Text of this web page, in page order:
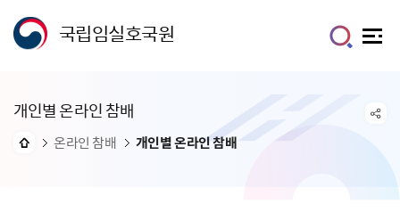
국립임실호국원
개인별 온라인 참배
온라인 참배 개인별 온라인 참배